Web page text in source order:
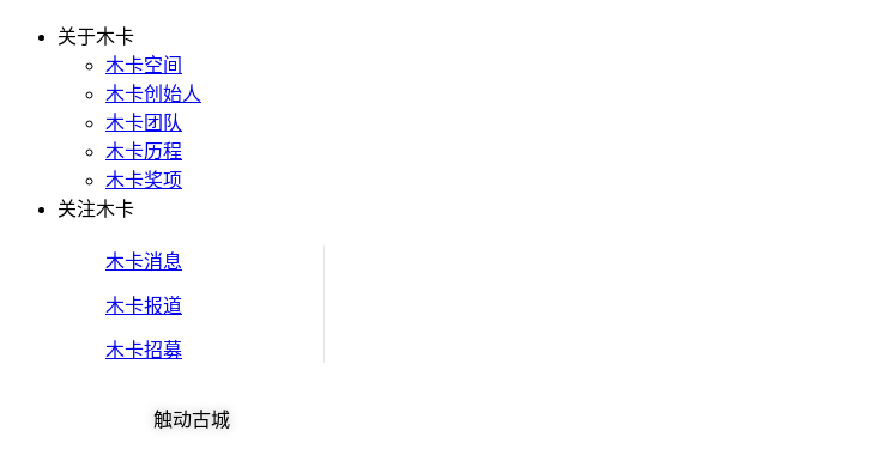
关于木卡
木卡空间
木卡创始人
木卡团队
木卡历程
木卡奖项
关注木卡
木卡消息
木卡报道
木卡招募
触动古城